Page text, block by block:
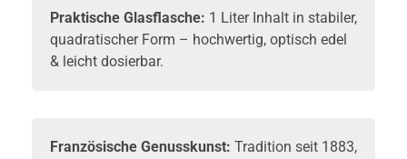
Praktische Glasflasche: 1 Liter Inhalt in stabiler,
quadratischer Form – hochwertig, optisch edel
& leicht dosierbar.
Französische Genusskunst: Tradition seit 1883,